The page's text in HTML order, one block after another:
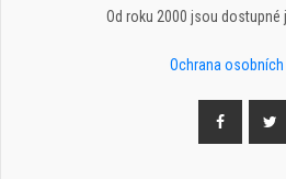
Od roku 2000 jsou dostupné
Ochrana osobních